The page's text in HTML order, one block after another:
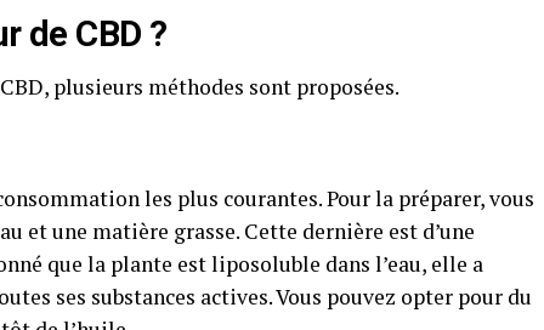
de CBD ?
plusieurs méthodes sont proposées.
les plus courantes. Pour la préparer, vous
et une matière grasse. Cette dernière est d’une
que la plante est liposoluble dans l’eau, elle a
ses substances actives. Vous pouvez opter pour du